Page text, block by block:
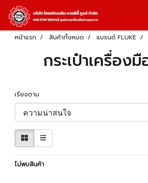
หน้าแรก สินค้าทั้งหมด แบรนด์ FLUKE
กระเป๋าเครื่อง
เรียงตาม
ไม่พบสินค้า